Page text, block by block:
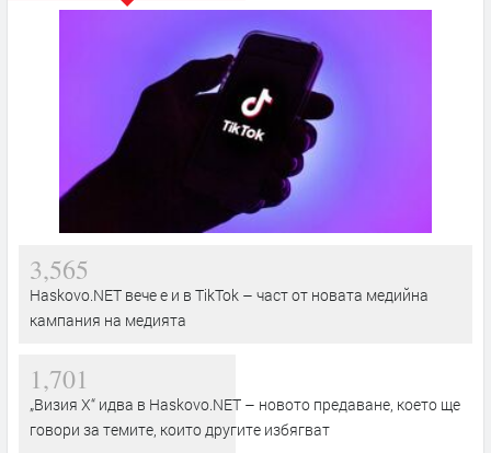
3,565
Haskovo.NET вече е и в TikTok – част от новата медийна
кампания на медията
1,701
„Визия Х“ идва в Haskovo.NET – новото предаване, което ще
говори за темите, които другите избягват